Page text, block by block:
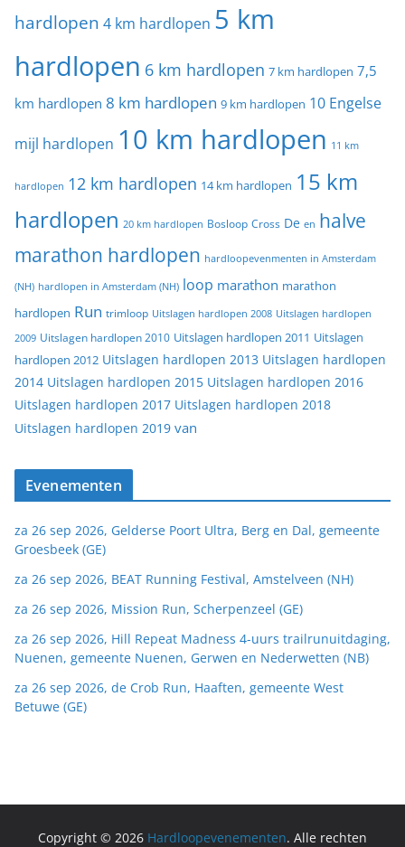
hardlopen 4 km hardlopen 5 km
hardlopen 6 km hardlopen 7 km hardlopen 7,5
km hardlopen 8 km hardlopen 9 km hardlopen 10 Engelse
mijl hardlopen 10 km hardlopen 11 km
hardlopen 12 km hardlopen 14 km hardlopen 15 km
hardlopen 20 km hardlopen Bosloop Cross De en halve
marathon hardlopen hardloopevenmenten in Amsterdam
(NH) hardlopen in Amsterdam (NH) loop marathon marathon
hardlopen Run trimloop Uitslagen hardlopen 2008 Uitslagen hardlopen
2009 Uitslagen hardlopen 2010 Uitslagen hardlopen 2011 Uitslagen
hardlopen 2012 Uitslagen hardlopen 2013 Uitslagen hardlopen
2014 Uitslagen hardlopen 2015 Uitslagen hardlopen 2016
Uitslagen hardlopen 2017 Uitslagen hardlopen 2018
Uitslagen hardlopen 2019 van
Evenementen
za 26 sep 2026, Gelderse Poort Ultra, Berg en Dal, gemeente
Groesbeek (GE)
za 26 sep 2026, BEAT Running Festival, Amstelveen (NH)
za 26 sep 2026, Mission Run, Scherpenzeel (GE)
za 26 sep 2026, Hill Repeat Madness 4-uurs trailrunuitdaging,
Nuenen, gemeente Nuenen, Gerwen en Nederwetten (NB)
za 26 sep 2026, de Crob Run, Haaften, gemeente West
Betuwe (GE)
Copyright © 2026 Hardloopevenementen. Alle rechten